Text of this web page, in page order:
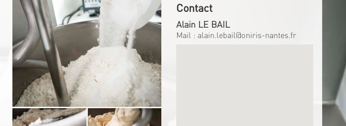
Contact
Alain LE BAIL
Mail : alain.lebail@oniris-nantes.fr